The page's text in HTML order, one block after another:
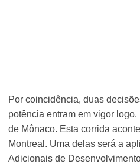
Por coincidência, duas
potência entram em vigor
de Mônaco. Esta corrida
Montreal. Uma delas será a
Adicionais de